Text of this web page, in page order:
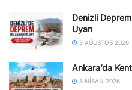
Denizli
Uyarı
3 AĞUSTOS 2026
Ankara’da
8 NISAN 2026